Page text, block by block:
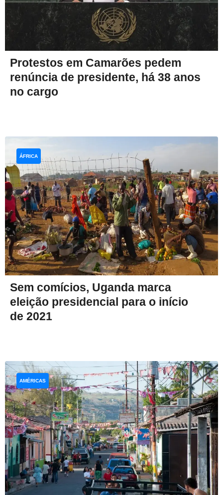
Protestos em Camarões pedem
renúncia de presidente, há 38 anos
no cargo
Sem comícios, Uganda marca
eleição presidencial para o início
de 2021
ÁFRICA
AMÉRICAS